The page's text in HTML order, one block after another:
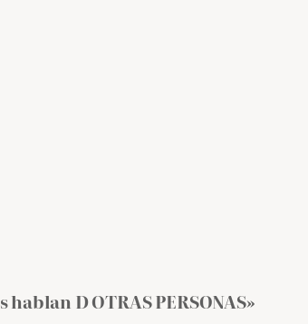
D OTRAS PERSONAS»